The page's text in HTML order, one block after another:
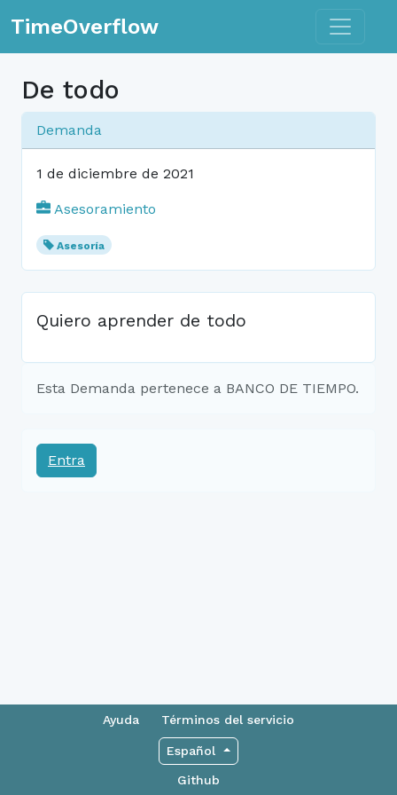
TimeOverflow Toggle
De todo
Demanda
1 de diciembre de 2021
Asesoramiento
Asesoría
Quiero aprender de todo
Esta Demanda pertenece a BANCO DE TIEMPO.
Entra
Ayuda Términos del servicio
Español
Github